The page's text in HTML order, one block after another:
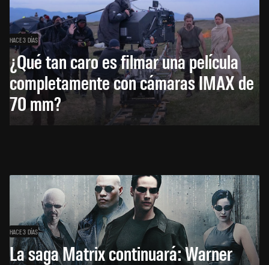
HACE 3 DÍAS
¿Qué tan caro es filmar una película
completamente con cámaras IMAX de
70 mm?
HACE 3 DÍAS
La saga Matrix continuará: Warner